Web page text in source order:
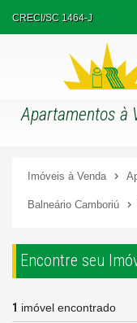
CRECI/SC 1464-J
Apartamentos à
Imóveis à Venda
Balneário Camboriú
Encontre seu
1 imóvel encontrado